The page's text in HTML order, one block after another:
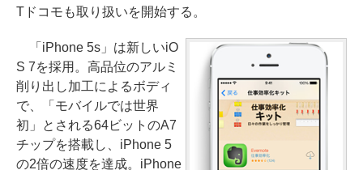
Tドコモも取り扱いを開始する。
「iPhone 5s」は新しいiO
S 7を採用。高品位のアルミ
削り出し加工によるボディ
で、「モバイルでは世界
初」とされる64ビットのA7
チップを搭載し、iPhone 5
の2倍の速度を達成。iPhone